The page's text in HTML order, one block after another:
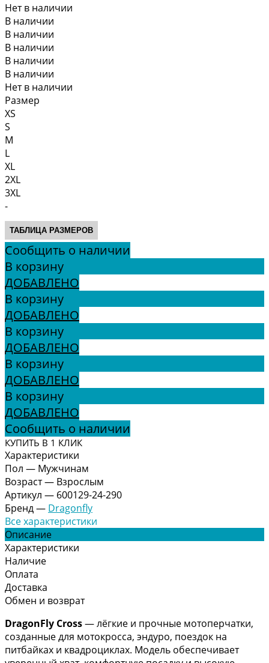
Нет в наличии
В наличии
В наличии
В наличии
В наличии
В наличии
Нет в наличии
Размер
XS
S
M
L
XL
2XL
3XL
-
ТАБЛИЦА РАЗМЕРОВ
Сообщить о наличии
В корзину
ДОБАВЛЕНО
В корзину
ДОБАВЛЕНО
В корзину
ДОБАВЛЕНО
В корзину
ДОБАВЛЕНО
В корзину
ДОБАВЛЕНО
Сообщить о наличии
КУПИТЬ В 1 КЛИК
Характеристики
Пол — Мужчинам
Возраст— Взрослым
Артикул — 600129-24-290
Бренд— Dragonfly
Все характеристики
Описание
Характеристики
Наличие
Оплата
Доставка
Обмен и возврат
DragonFly Cross— лёгкие и прочные мотоперчатки,
созданные для мотокросса, эндуро, поездок на
питбайках и квадроциклах. Модель обеспечивает